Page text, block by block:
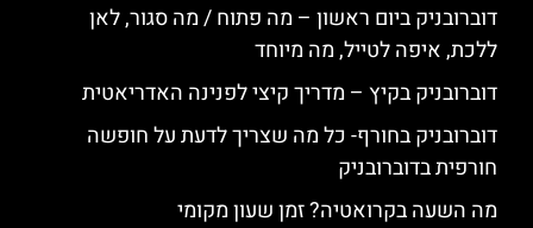
דוברובניק ביום ראשון – מה פתוח / מה סגור, לאן
ללכת, איפה לטייל, מה מיוחד
דוברובניק בקיץ – מדריך קיצי לפנינה האדריאטית
דוברובניק בחורף- כל מה שצריך לדעת על חופשה
חורפית בדוברובניק
מה השעה בקרואטיה? זמן שעון מקומי